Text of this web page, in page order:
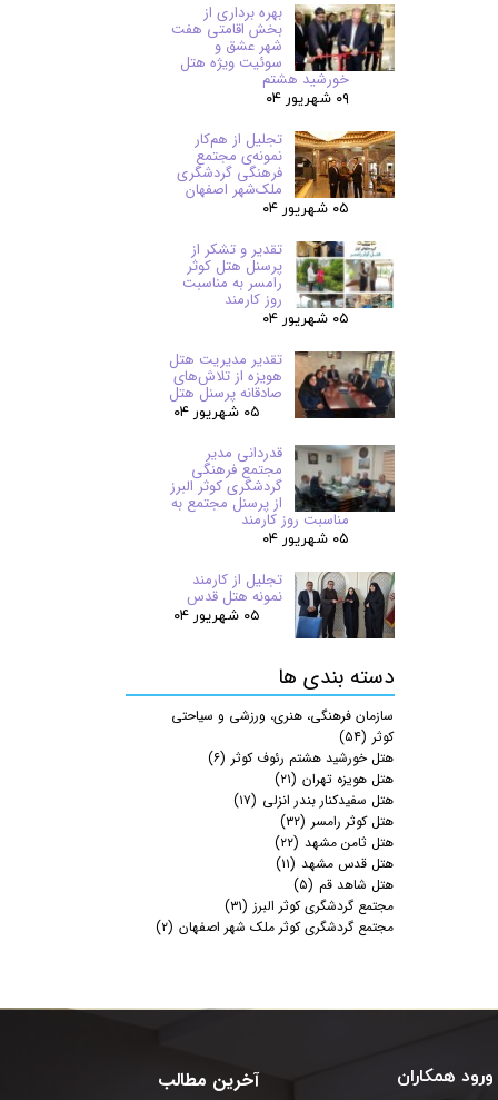
بهره برداری از
بخش اقامتی هفت
شهر عشق و
سوئیت ویژه هتل
خورشید هشتم
۰۹ شهریور ۰۴
تجلیل از هم‌کار
نمونه‌ی مجتمع
فرهنگی گردشگری
ملک‌شهر اصفهان
۰۵ شهریور ۰۴
تقدیر و تشکر از
پرسنل هتل کوثر
رامسر به مناسبت
روز کارمند
۰۵ شهریور ۰۴
تقدیر مدیریت هتل
هویزه از تلاش‌های
صادقانه پرسنل هتل
۰۵ شهریور ۰۴
قدردانی مدیر
مجتمع فرهنگی
گردشگری کوثر البرز
از پرسنل مجتمع به
مناسبت روز کارمند
۰۵ شهریور ۰۴
تجلیل از کارمند
نمونه هتل قدس
۰۵ شهریور ۰۴
دسته بندی ها
سازمان فرهنگی، هنری، ورزشی و سیاحتی
کوثر (۵۴)
هتل خورشید هشتم رئوف کوثر (۶)
هتل هویزه تهران (۲۱)
هتل سفیدکنار بندر انزلی (۱۷)
هتل کوثر رامسر (۳۲)
هتل ثامن مشهد (۲۲)
هتل قدس مشهد (۱۱)
هتل شاهد قم (۵)
مجتمع گردشگری کوثر البرز (۳۱)
مجتمع گردشگری کوثر ملک شهر اصفهان (۲)
آخرین مطالب ورود همکاران